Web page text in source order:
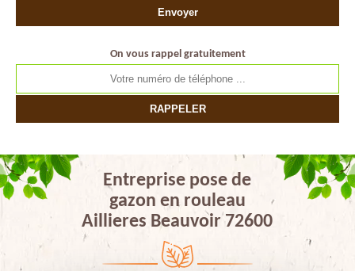
On vous rappel gratuitement
Entreprise pose de
gazon en rouleau
Aillieres Beauvoir 72600